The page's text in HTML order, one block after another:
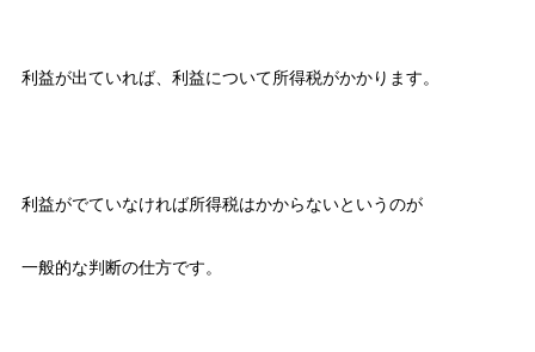
利益が出ていれば、利益について所得税がかかります。
利益がでていなければ所得税はかからないというのが
一般的な判断の仕方です。